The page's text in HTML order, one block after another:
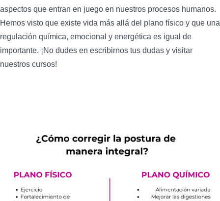
aspectos que entran en juego en nuestros procesos humanos.
Hemos visto que existe vida más allá del plano físico y que una
regulación química, emocional y energética es igual de
importante. ¡No dudes en escribirnos tus dudas y visitar
nuestros cursos!